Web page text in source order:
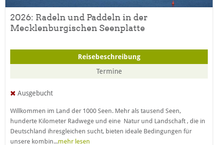
2026: Radeln und Paddeln in der
Mecklenburgischen Seenplatte
Reisebeschreibung
Termine
Ausgebucht
Willkommen im Land der 1000 Seen. Mehr als tausend Seen,
hunderte Kilometer Radwege und eine Natur und Landschaft , die in
Deutschland ihresgleichen sucht, bieten ideale Bedingungen für
unsere kombin...mehr lesen